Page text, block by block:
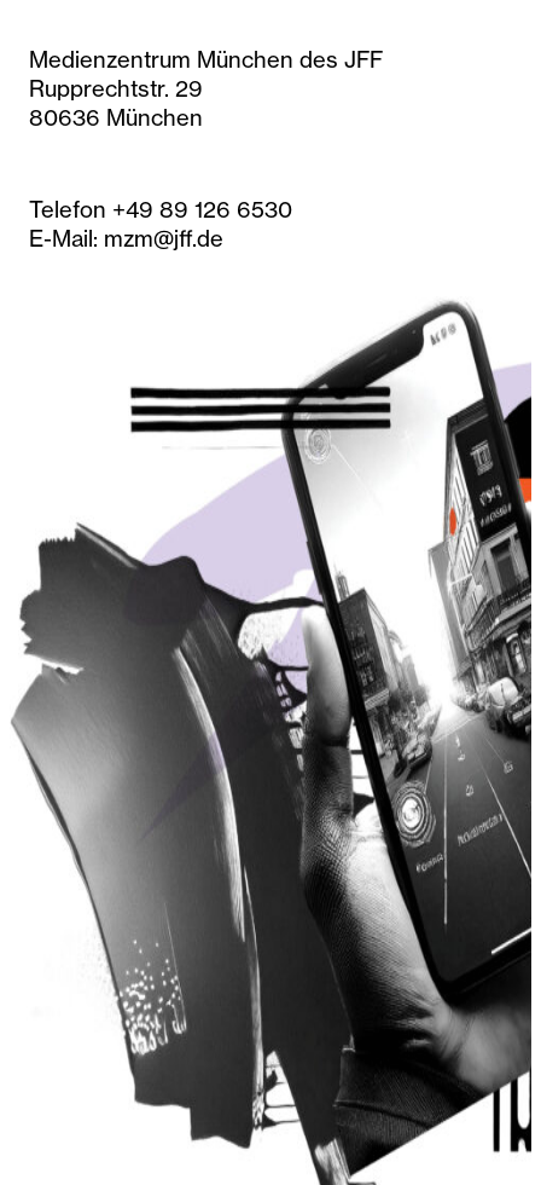
Medienzentrum München des JFF
Rupprechtstr. 29
80636 München
Telefon +49 89 126 6530
E-Mail: mzm@jff.de